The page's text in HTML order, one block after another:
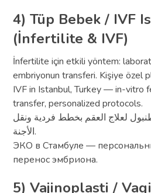
4) Tüp Bebek / IVF
(İnfertilite & IVF)
İnfertilite için etkili yöntem:
embriyonun transferi. Kişiye özel
IVF in Istanbul, Turkey — in-vitro
transfer, personalized protocols.
لعلاج العقم بخطط فردية ونقل
الأجنة.
ЭКО в Стамбуле —
перенос эмбриона.
5) Vajinoplasti /